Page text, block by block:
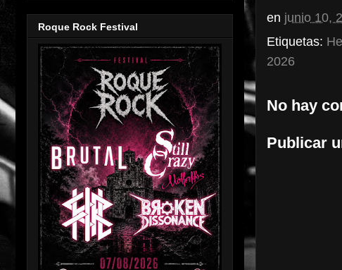
en junio 10,
Etiquetas:
2026
No hay
Publicar
Roque Rock Festival